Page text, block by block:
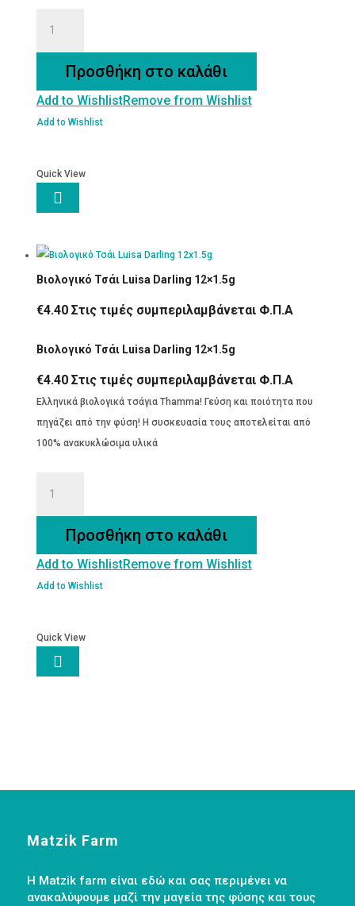
Προσθήκη στο καλάθι
Add to WishlistRemove from Wishlist
Add to Wishlist
Quick View

Βιολογικό Τσάι Luisa Darling 12×1.5g
€4.40 Στις τιμές συμπεριλαμβάνεται Φ.Π.Α
Βιολογικό Τσάι Luisa Darling 12×1.5g
€4.40 Στις τιμές συμπεριλαμβάνεται Φ.Π.Α
Ελληνικά βιολογικά τσάγια Thamma! Γεύση και ποιότητα που
πηγάζει από την φύση! Η συσκευασία τους αποτελείται από
100% ανακυκλώσιμα υλικά
12x1.5g
ποσότητα
Προσθήκη στο καλάθι
Add to WishlistRemove from Wishlist
Add to Wishlist
Quick View

Matzik Farm
Η Matzik farm είναι εδώ και σας περιμένει να
ανακαλύψουμε μαζί την μαγεία της φύσης και τους